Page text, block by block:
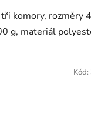
komory, rozměry
g, materiál
Kód: